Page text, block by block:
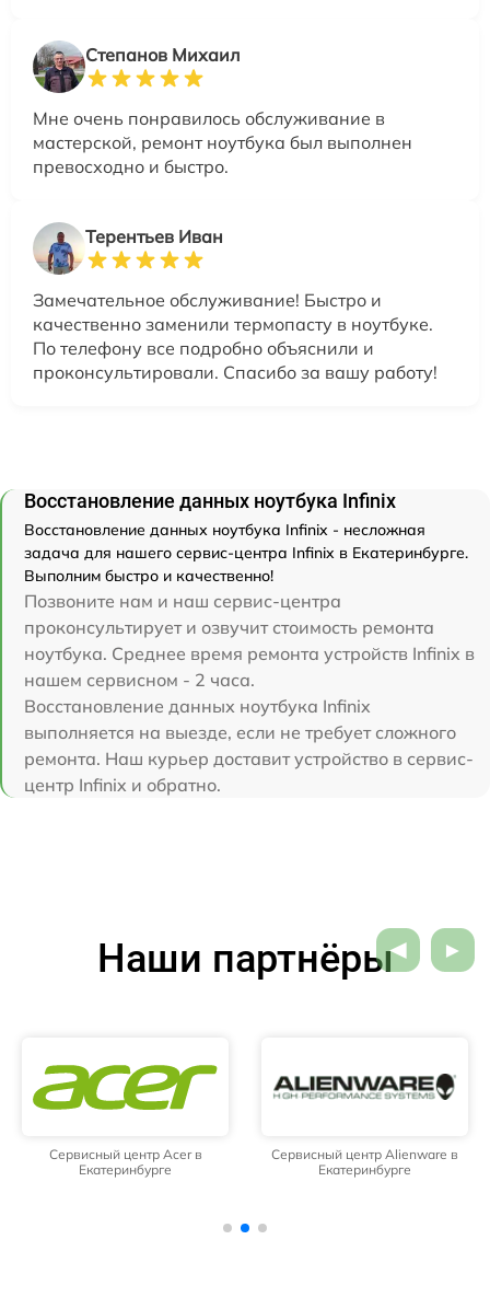
Степанов Михаил
Мне очень понравилось обслуживание в
мастерской, ремонт ноутбука был выполнен
превосходно и быстро.
Терентьев Иван
Замечательное обслуживание! Быстро и
качественно заменили термопасту в ноутбуке.
По телефону все подробно объяснили и
проконсультировали. Спасибо за вашу работу!
Восстановление данных ноутбука Infinix
Восстановление данных ноутбука Infinix - несложная
задача для нашего сервис-центра Infinix в Екатеринбурге.
Выполним быстро и качественно!
Позвоните нам и наш сервис-центра
проконсультирует и озвучит стоимость ремонта
ноутбука. Среднее время ремонта устройств Infinix в
нашем сервисном - 2 часа.
Восстановление данных ноутбука Infinix
выполняется на выезде, если не требует сложного
ремонта. Наш курьер доставит устройство в сервис-
центр Infinix и обратно.
Наши партнёры
Сервисный центр Acer в
Екатеринбурге
Сервисный центр Alienware в
Екатеринбурге